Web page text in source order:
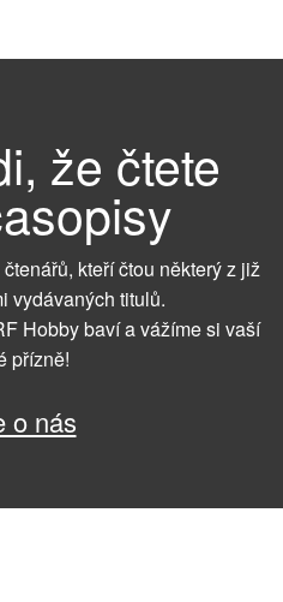
že čtete
kteří čtou některý z již
vydávaných titulů.
Hobby baví a vážíme si vaší
přízně!
o nás